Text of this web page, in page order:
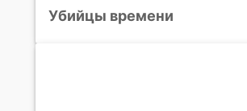
Убийцы времени